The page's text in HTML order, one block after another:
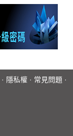
· 隱私權 · 常見問題 ·